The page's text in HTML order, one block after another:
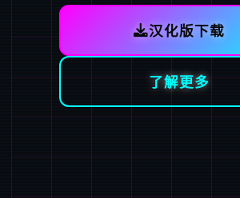
汉化版下载
了解更多